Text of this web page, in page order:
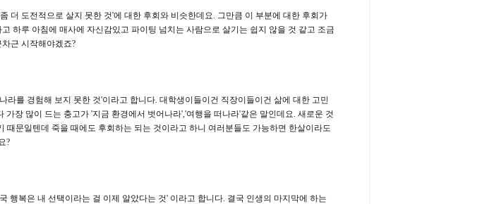
더 도전적으로 살지 못한 것'에 대한 후회와 비슷한데요. 그만큼 이 부분에 대한 후회가
하루 아침에 매사에 자신감있고 파이팅 넘치는 사람으로 살기는 쉽지 않을 것 같고 조금
근 시작해야겠죠?
라를 경험해 보지 못한 것'이라고 합니다. 대학생이들이건 직장이들이건 삶에 대한 고민
가장 많이 드는 충고가 '지금 환경에서 벗어나라','여행을 떠나라'같은 말인데요. 새로운 것
때문일텐데 죽을 때에도 후회하는 되는 것이라고 하니 여러분들도 가능하면 한살이라도
?
행복은 내 선택이라는 걸 이제 알았다는 것' 이라고 합니다. 결국 인생의 마지막에 하는